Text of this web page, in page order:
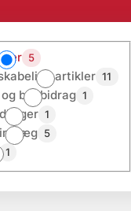
5
artikler 11
bogbidrag 1
1
5
1